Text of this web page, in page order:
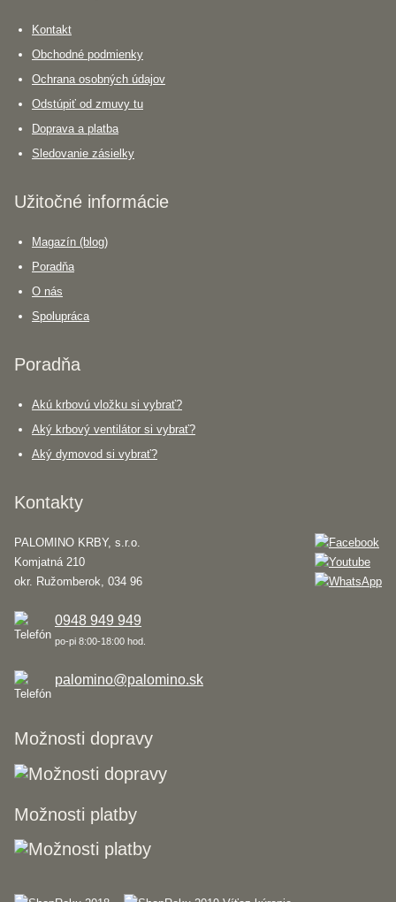
Kontakt
Obchodné podmienky
Ochrana osobných údajov
Odstúpiť od zmuvy tu
Doprava a platba
Sledovanie zásielky
Užitočné informácie
Magazín (blog)
Poradňa
O nás
Spolupráca
Poradňa
Akú krbovú vložku si vybrať?
Aký krbový ventilátor si vybrať?
Aký dymovod si vybrať?
Kontakty
PALOMINO KRBY, s.r.o.
Komjatná 210
okr. Ružomberok, 034 96
0948 949 949
po-pi 8:00-18:00 hod.
palomino@palomino.sk
Možnosti dopravy
Možnosti platby